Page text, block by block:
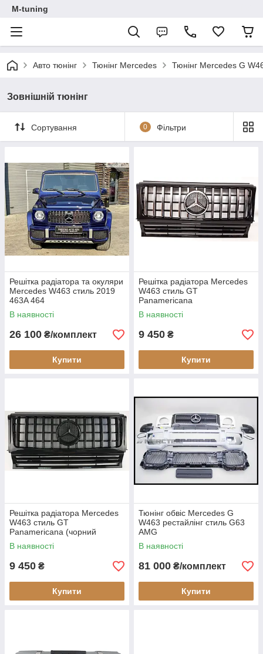
M-tuning
Авто тюнінг Тюнінг Mercedes Тюнінг Mercedes G
Зовнішній тюнінг
Сортування 0 Фільтри
Решітка радіатора та окуляри
Mercedes W463 стиль 2019
463A 464
В наявності
26 100 ₴/комплект
Купити
Решітка радіатора Mercedes
W463 стиль GT
Panamericana
В наявності
9 450 ₴
Купити
Решітка радіатора Mercedes
W463 стиль GT
Panamericana (чорний
глянець)
В наявності
9 450 ₴
Купити
Тюнінг обвіс Mercedes G
W463 рестайлінг стиль G63
AMG
В наявності
81 000 ₴/комплект
Купити